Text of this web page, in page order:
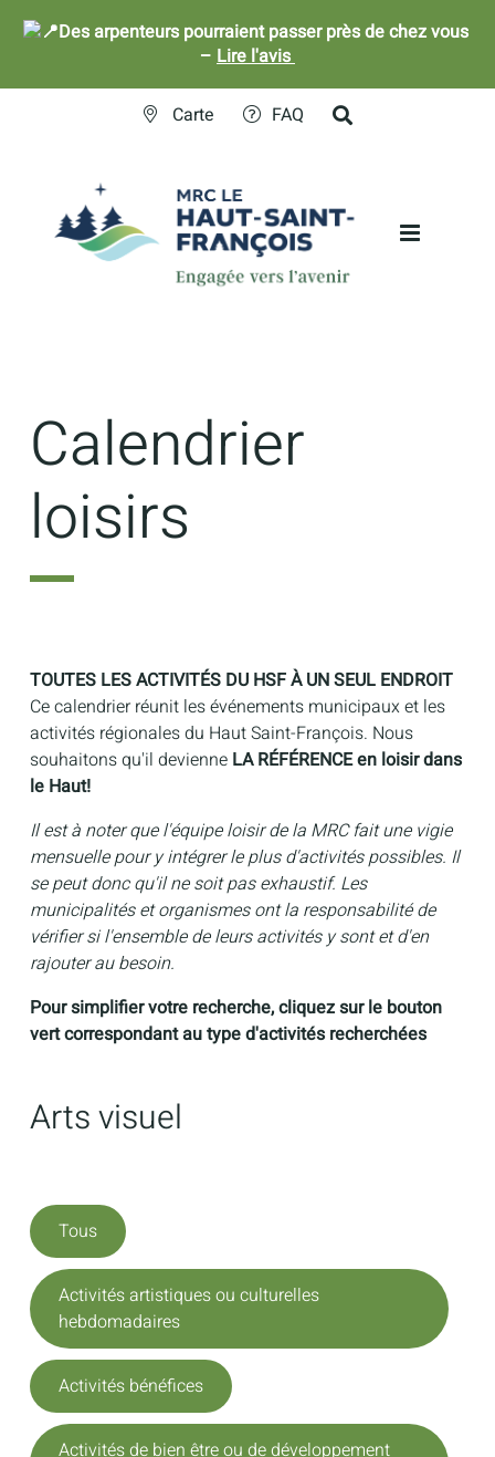
Des arpenteurs pourraient passer près de chez vous
– Lire l'avis
Carte FAQ
Calendrier
loisirs
TOUTES LES ACTIVITÉS DU HSF À UN SEUL ENDROIT
Ce calendrier réunit les événements municipaux et les
activités régionales du Haut Saint-François. Nous
souhaitons qu'il devienne LA RÉFÉRENCE en loisir dans
le Haut!
Il est à noter que l'équipe loisir de la MRC fait une vigie
mensuelle pour y intégrer le plus d'activités possibles. Il
se peut donc qu'il ne soit pas exhaustif. Les
municipalités et organismes ont la responsabilité de
vérifier si l'ensemble de leurs activités y sont et d'en
rajouter au besoin.
Pour simplifier votre recherche, cliquez sur le bouton
vert correspondant au type d'activités recherchées
Arts visuel
Tous
Activités artistiques ou culturelles
hebdomadaires
Activités bénéfices
Activités de bien être ou de développement